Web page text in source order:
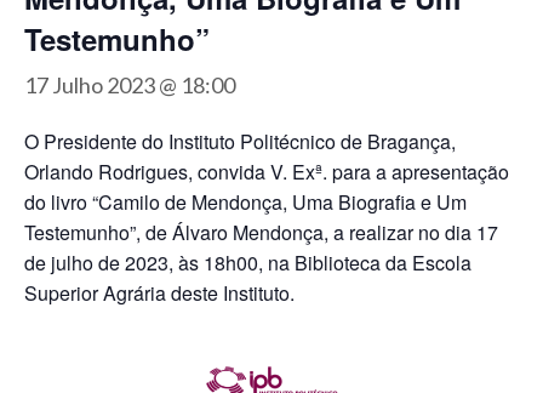
Testemunho”
17 Julho 2023 @ 18:00
O Presidente do Instituto Politécnico de Bragança,
Orlando Rodrigues, convida V. Exª. para a apresentação
do livro “Camilo de Mendonça, Uma Biogra­fia e Um
Testemunho”, de Álvaro Mendonça, a realizar no dia 17
de julho de 2023, às 18h00, na Biblioteca da Escola
Superior Agrária deste Instituto.